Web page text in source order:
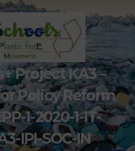
Project KA3 –
Policy Reform
1-2020-1-IT-
IPI-SOC-IN